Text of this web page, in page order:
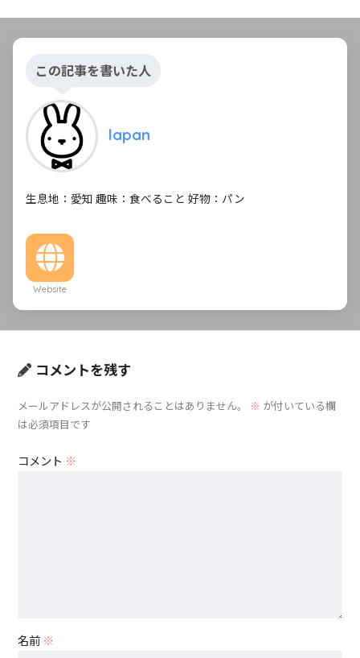
この記事を書いた人
lapan
生息地：愛知 趣味：食べること 好物：パン
Website
コメントを残す
メールアドレスが公開されることはありません。 ※ が付いている欄
は必須項目です
コメント ※
名前 ※